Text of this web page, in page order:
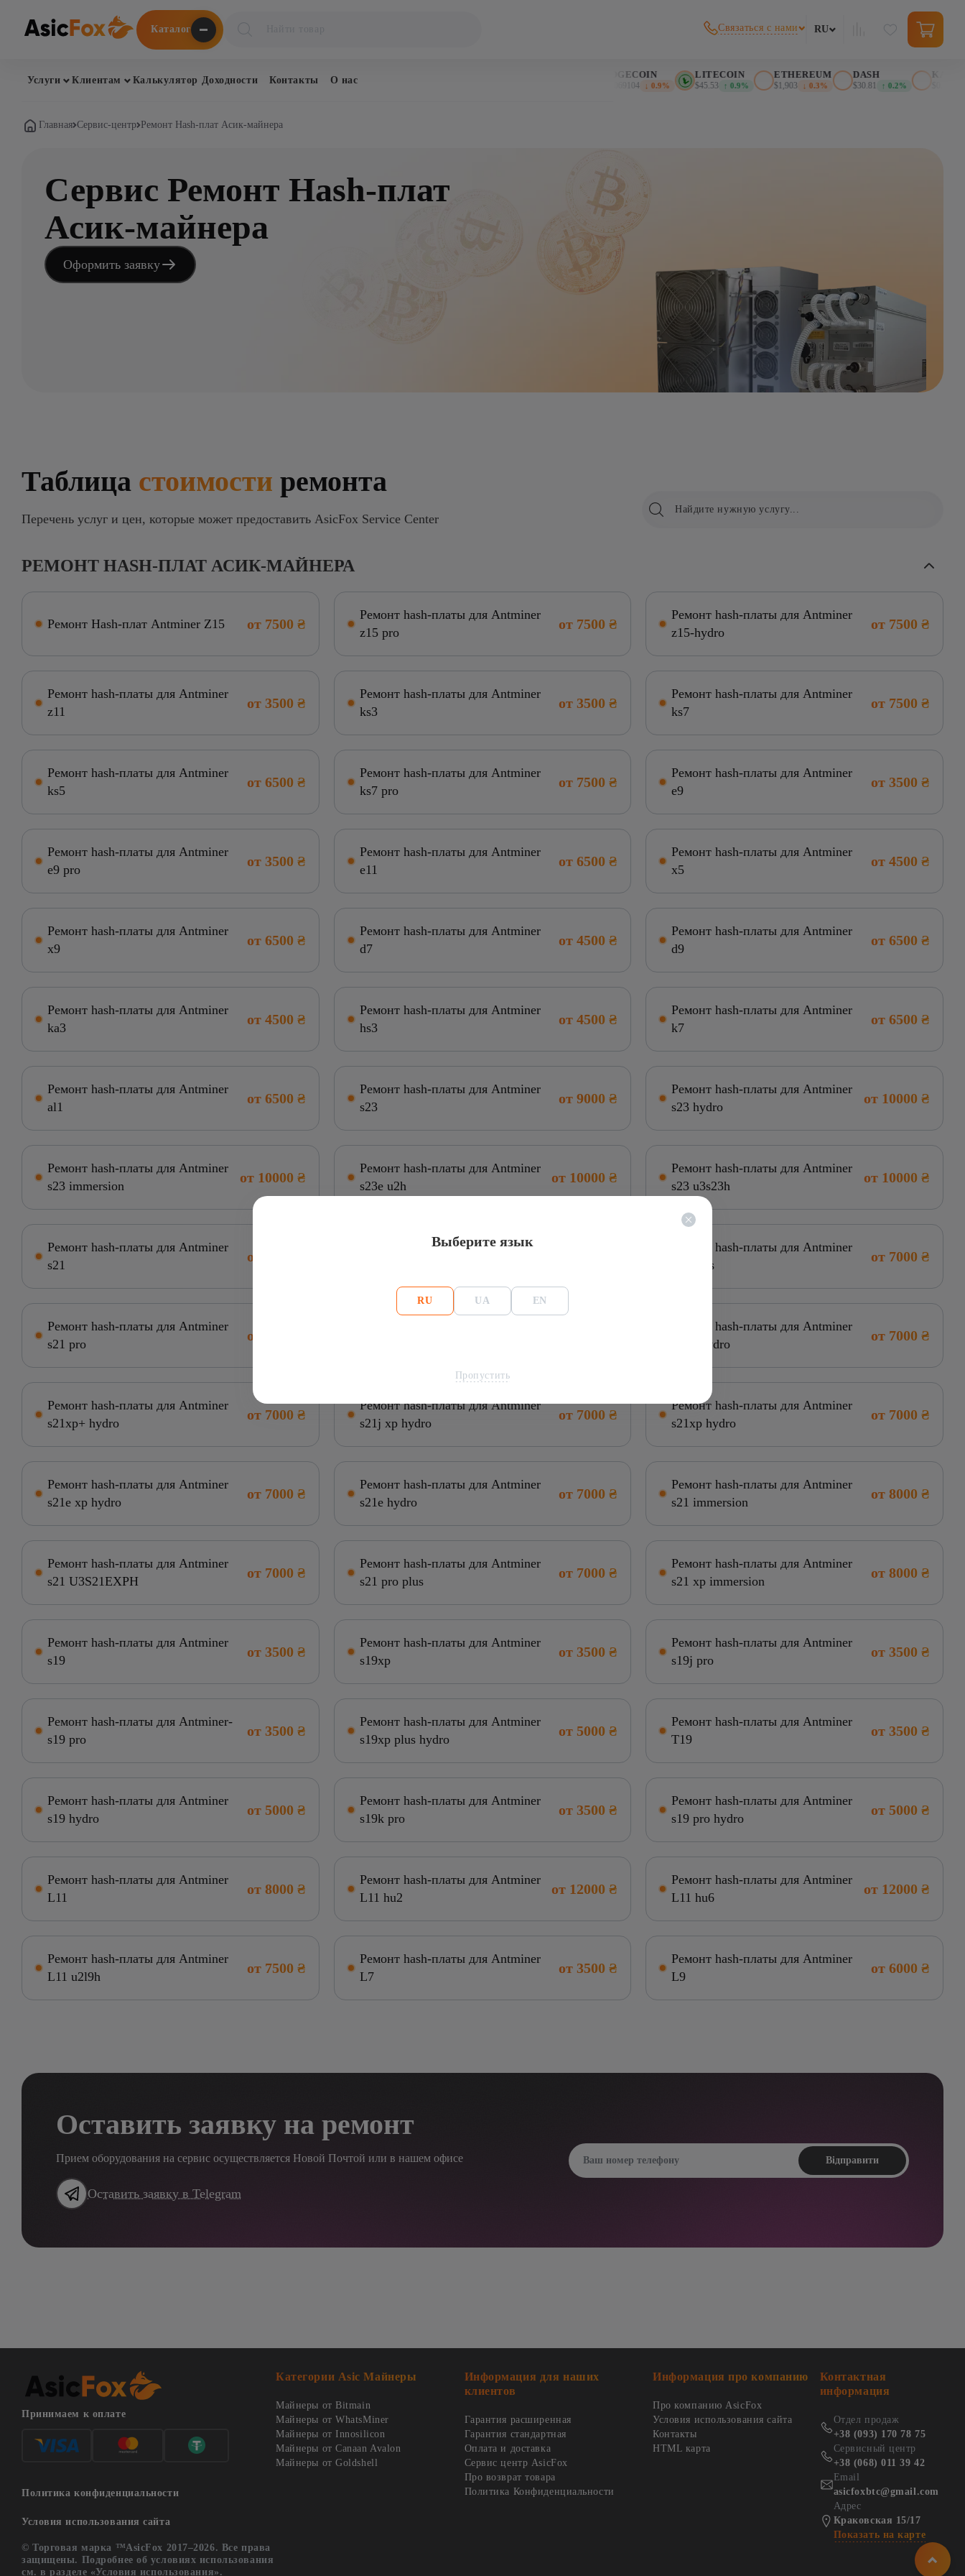
Каталог
товаров
Связаться с нами RU
Услуги Клиентам Калькулятор Доходности Контакты О нас
DOGECOIN
↓ 0.9%
LITECOIN
$45.53 ↑ 0.9%
ETHEREUM
$1,903 ↓ 0.3%
DASH
$30.81 ↑ 0.2%
KASPA
$0.025617
Главная Сервис-центр Ремонт Hash-плат Асик-майнера
Сервис Ремонт Hash-плат
Асик-майнера
Оформить заявку
Таблица стоимости ремонта
Перечень услуг и цен, которые может предоставить AsicFox Service Center
РЕМОНТ HASH-ПЛАТ АСИК-МАЙНЕРА
Ремонт Hash-плат Antminer Z15 от 7500 ₴
Ремонт hash-платы для Antminer
z15 pro
от 7500 ₴
Ремонт hash-платы для Antminer
z15-hydro
от 7500 ₴
Ремонт hash-платы для Antminer
z11
от 3500 ₴
Ремонт hash-платы для Antminer
ks3
от 3500 ₴
Ремонт hash-платы для Antminer
ks7
от 7500 ₴
Ремонт hash-платы для Antminer
ks5
от 6500 ₴
Ремонт hash-платы для Antminer
ks7 pro
от 7500 ₴
Ремонт hash-платы для Antminer
e9
от 3500 ₴
Ремонт hash-платы для Antminer
e9 pro
от 3500 ₴
Ремонт hash-платы для Antminer
e11
от 6500 ₴
Ремонт hash-платы для Antminer
x5
от 4500 ₴
Ремонт hash-платы для Antminer
x9
от 6500 ₴
Ремонт hash-платы для Antminer
d7
от 4500 ₴
Ремонт hash-платы для Antminer
d9
от 6500 ₴
Ремонт hash-платы для Antminer
ka3
от 4500 ₴
Ремонт hash-платы для Antminer
hs3
от 4500 ₴
Ремонт hash-платы для Antminer
k7
от 6500 ₴
Ремонт hash-платы для Antminer
al1
от 6500 ₴
Ремонт hash-платы для Antminer
s23
от 9000 ₴
Ремонт hash-платы для Antminer
s23 hydro
от 10000 ₴
Ремонт hash-платы для Antminer
s23 immersion
от 10000 ₴
Ремонт hash-платы для Antminer
s23e u2h
от 10000 ₴
Ремонт hash-платы для Antminer
s23 u3s23h
от 10000 ₴
Ремонт hash-платы для Antminer
s21
от 6000 ₴
Ремонт hash-платы для Antminer
Ремонт hash-платы для Antminer
s21 plus
от 7000 ₴
Ремонт hash-платы для Antminer
s21 pro
от 7000 ₴
Ремонт hash-платы для Antminer
s21+ hydro
от 7000 ₴
Ремонт hash-платы для Antminer
s21xp+ hydro
от 7000 ₴
Ремонт hash-платы для Antminer
s21j xp hydro
от 7000 ₴
Ремонт hash-платы для Antminer
s21xp hydro
от 7000 ₴
Ремонт hash-платы для Antminer
s21e xp hydro
от 7000 ₴
Ремонт hash-платы для Antminer
s21e hydro
от 7000 ₴
Ремонт hash-платы для Antminer
s21 immersion
от 8000 ₴
Ремонт hash-платы для Antminer
s21 U3S21EXPH
от 7000 ₴
Ремонт hash-платы для Antminer
s21 pro plus
от 7000 ₴
Ремонт hash-платы для Antminer
s21 xp immersion
от 8000 ₴
Ремонт hash-платы для Antminer
s19
от 3500 ₴
Ремонт hash-платы для Antminer
s19xp
от 3500 ₴
Ремонт hash-платы для Antminer
s19j pro
от 3500 ₴
Ремонт hash-платы для Antminer-
s19 pro
от 3500 ₴
Ремонт hash-платы для Antminer
s19xp plus hydro
от 5000 ₴
Ремонт hash-платы для Antminer
T19
от 3500 ₴
Ремонт hash-платы для Antminer
s19 hydro
от 5000 ₴
Ремонт hash-платы для Antminer
s19k pro
от 3500 ₴
Ремонт hash-платы для Antminer
s19 pro hydro
от 5000 ₴
Ремонт hash-платы для Antminer
L11
от 8000 ₴
Ремонт hash-платы для Antminer
L11 hu2
от 12000 ₴
Ремонт hash-платы для Antminer
L11 hu6
от 12000 ₴
Ремонт hash-платы для Antminer
L11 u2l9h
от 7500 ₴
Ремонт hash-платы для Antminer
L7
от 3500 ₴
Ремонт hash-платы для Antminer
L9
от 6000 ₴
Оставить заявку на ремонт
Прием оборудования на сервис осуществляется Новой Почтой или в нашем офисе
Оставить заявку в Telegram
Принимаем к оплате
Политика конфиденциальности
Условия использования сайта
© Торговая марка ™AsicFox 2017–2026. Все права
защищены. Подробнее об условиях использования
см. в разделе «Условия использования».
Категории Asic Майнеры
Майнеры от Bitmain
Майнеры от WhatsMiner
Майнеры от Innosilicon
Майнеры от Canaan Avalon
Майнеры от Goldshell
Информация для наших
клиентов
Гарантия расширенная
Гарантия стандартная
Оплата и доставка
Сервис центр AsicFox
Про возврат товара
Политика Конфиденциальности
Информация про компанию
Про компанию AsicFox
Условия использования сайта
Контакты
HTML карта
Контактная
информация
Отдел продаж
+38 (093) 170 78 75
Сервисный центр
+38 (068) 011 39 42
Email
asicfoxbtc@gmail.com
Адрес
Краковская 15/17
Показать на карте
Выберите язык
RU UA EN
Пропустить